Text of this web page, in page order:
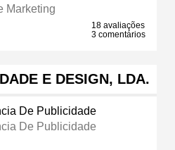
Marketing
18 avaliações
3 comentários
E DESIGN, LDA.
De Publicidade
De Publicidade